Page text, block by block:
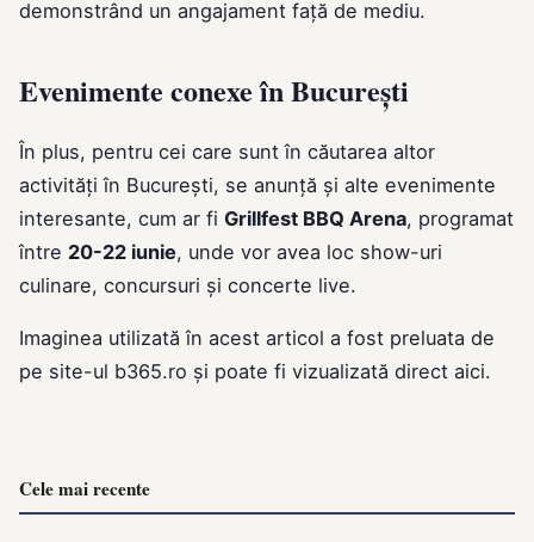
demonstrând un angajament față de mediu.
Evenimente conexe în București
În plus, pentru cei care sunt în căutarea altor
activități în București, se anunță și alte evenimente
interesante, cum ar fi Grillfest BBQ Arena, programat
între 20-22 iunie, unde vor avea loc show-uri
culinare, concursuri și concerte live.
Imaginea utilizată în acest articol a fost preluata de
pe site-ul b365.ro și poate fi vizualizată direct aici.
Cele mai recente